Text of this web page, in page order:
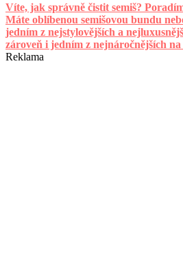
Víte, jak správně čistit semiš?
Máte oblíbenou semišovou bundu
jedním z nejstylovějších a
zároveň i jedním z nejnáročnějších
Reklama